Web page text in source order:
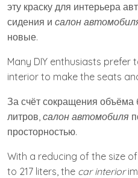
эту краску для интерьера
сидения и салон
новые.
Many DIY enthusiasts prefer
interior to make the seats
За счёт сокращения объёма
литров, салон автомобиля
просторностью.
With a reducing of the size
to 217 liters, the car interior